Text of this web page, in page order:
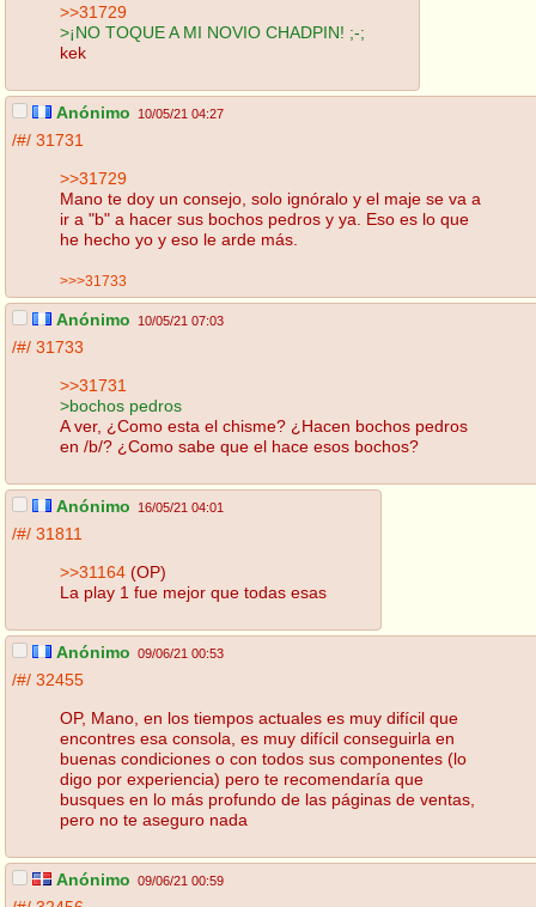
>>31729
>¡NO TOQUE A MI NOVIO CHADPIN! ;-;
kek
Anónimo 10/05/21 04:27
/#/ 31731
>>31729
Mano te doy un consejo, solo ignóralo y el maje se va a
ir a "b" a hacer sus bochos pedros y ya. Eso es lo que
he hecho yo y eso le arde más.
>>>31733
Anónimo 10/05/21 07:03
/#/ 31733
>>31731
>bochos pedros
A ver, ¿Como esta el chisme? ¿Hacen bochos pedros
en /b/? ¿Como sabe que el hace esos bochos?
Anónimo 16/05/21 04:01
/#/ 31811
>>31164 (OP)
La play 1 fue mejor que todas esas
Anónimo 09/06/21 00:53
/#/ 32455
OP, Mano, en los tiempos actuales es muy difícil que
encontres esa consola, es muy difícil conseguirla en
buenas condiciones o con todos sus componentes (lo
digo por experiencia) pero te recomendaría que
busques en lo más profundo de las páginas de ventas,
pero no te aseguro nada
Anónimo 09/06/21 00:59